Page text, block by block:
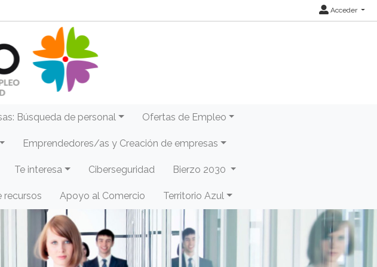
Acceder
Búsqueda de personal Ofertas de Empleo
Emprendedores/as y Creación de empresas
Te interesa Ciberseguridad Bierzo 2030
recursos Apoyo al Comercio Territorio Azul